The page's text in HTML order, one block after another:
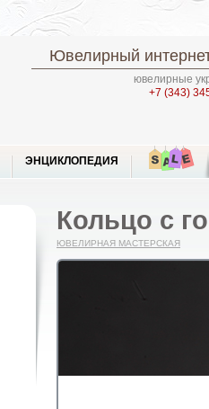
Ювелирный
ювелирные
+7 (343)
ЭНЦИКЛОПЕДИЯ
Кольцо с
ЮВЕЛИРНАЯ МАСТЕРСКАЯ